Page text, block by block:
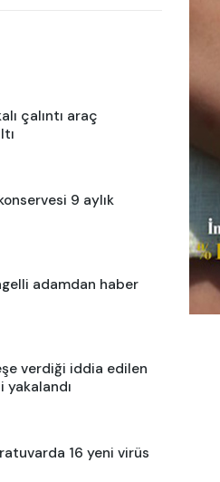
çalıntı araç
9 aylık
adamdan haber
verdiği iddia edilen
yakalandı
16 yeni virüs